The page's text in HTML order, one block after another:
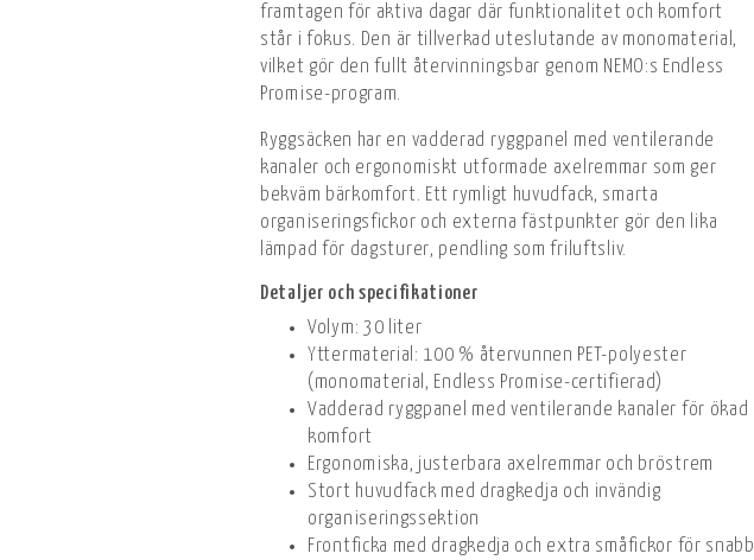
framtagen för aktiva dagar där funktionalitet och komfort
står i fokus. Den är tillverkad uteslutande av monomaterial,
vilket gör den fullt återvinningsbar genom NEMO:s Endless
Promise-program.
Ryggsäcken har en vadderad ryggpanel med ventilerande
kanaler och ergonomiskt utformade axelremmar som ger
bekväm bärkomfort. Ett rymligt huvudfack, smarta
organiseringsfickor och externa fästpunkter gör den lika
lämpad för dagsturer, pendling som friluftsliv.
Detaljer och specifikationer
Volym: 30 liter
Yttermaterial: 100 % återvunnen PET-polyester
(monomaterial, Endless Promise-certifierad)
Vadderad ryggpanel med ventilerande kanaler för ökad
komfort
Ergonomiska, justerbara axelremmar och bröstrem
Stort huvudfack med dragkedja och invändig
organiseringssektion
Frontficka med dragkedja och extra småfickor för snabb